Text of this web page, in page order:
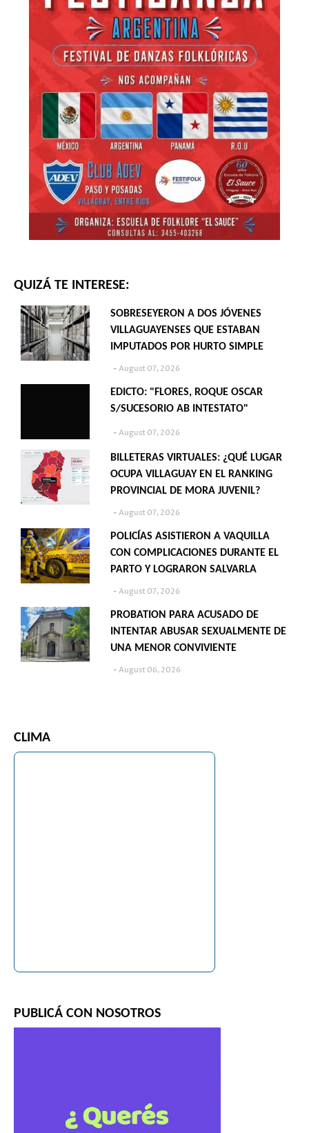
QUIZÁ TE INTERESE:
SOBRESEYERON A DOS JÓVENES
VILLAGUAYENSES QUE ESTABAN
IMPUTADOS POR HURTO SIMPLE
August 07, 2026
EDICTO: "FLORES, ROQUE OSCAR
S/SUCESORIO AB INTESTATO"
August 07, 2026
BILLETERAS VIRTUALES: ¿QUÉ LUGAR
OCUPA VILLAGUAY EN EL RANKING
PROVINCIAL DE MORA JUVENIL?
August 07, 2026
POLICÍAS ASISTIERON A VAQUILLA
CON COMPLICACIONES DURANTE EL
PARTO Y LOGRARON SALVARLA
August 07, 2026
PROBATION PARA ACUSADO DE
INTENTAR ABUSAR SEXUALMENTE DE
UNA MENOR CONVIVIENTE
August 06, 2026
CLIMA
PUBLICÁ CON NOSOTROS